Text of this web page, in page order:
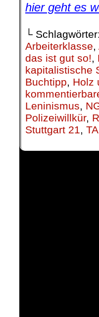
hier geht es
└ Schlagwörter:
Arbeiterklasse,
das ist gut so!,
kapitalistische
Buchtipp, Holz
Leninismus,
Polizeiwillkür,
Stuttgart 21,